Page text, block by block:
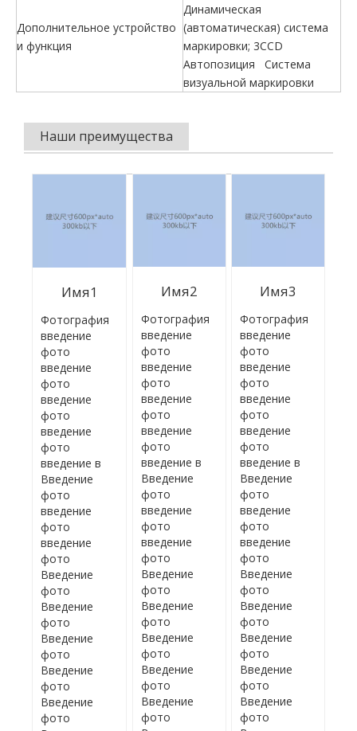
Дополнительное устройство
и функция
Динамическая
(автоматическая) система
маркировки; 3CCD
Автопозиция Система
визуальной маркировки
Наши преимущества
Имя1
Фотография
введение
фото
введение
фото
введение
фото
введение
фото
введение в
Введение
фото
введение
фото
введение
фото
Введение
фото
Введение
фото
Введение
фото
Введение
фото
Введение
фото
Имя2
Фотография
введение
фото
введение
фото
введение
фото
введение
фото
введение в
Введение
фото
введение
фото
введение
фото
Введение
фото
Введение
фото
Введение
фото
Введение
фото
Введение
фото
Имя3
Фотография
введение
фото
введение
фото
введение
фото
введение
фото
введение в
Введение
фото
введение
фото
введение
фото
Введение
фото
Введение
фото
Введение
фото
Введение
фото
Введение
фото